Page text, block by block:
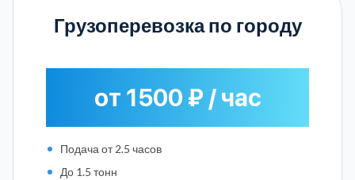
Грузоперевозка по городу
от 1500 ₽ / час
Подача от 2.5 часов
До 1.5 тонн